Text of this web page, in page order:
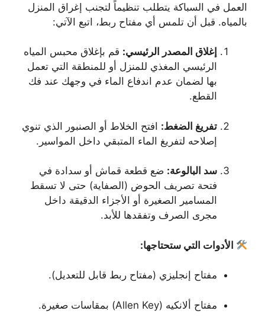
العمل في السباكة يتطلب تنظيماً لتجنب إغراق المنزل
بالمياه. قبل أن تلمس أي مفتاح ربط، اتبع الآتي:
إغلاق المصدر الرئيسي: قم بإغلاق محبس المياه
الرئيسي المغذي للمنزل أو للمنطقة التي تعمل
بها لضمان عدم اندفاع الماء في وجهك عند فك
القطع.
تفريغ الضغط: افتح الخلاط أو الصنبور الذي تنوي
إصلاحه لتفريغ الماء المتبقي داخل المواسير.
سد البالوعة: ضع قطعة قماش أو سدادة في
فتحة تصريف الحوض (الصفاية) حتى لا تسقط
المسامير الصغيرة أو الأجزاء الدقيقة داخل
مجرى الصرف وتفقدها للأبد.
الأدوات التي ستحتاجها:
مفتاح إنجليزي (مفتاح ربط قابل للتعديل).
مفتاح ألانكيه (Allen Key) بمقاسات صغيرة.